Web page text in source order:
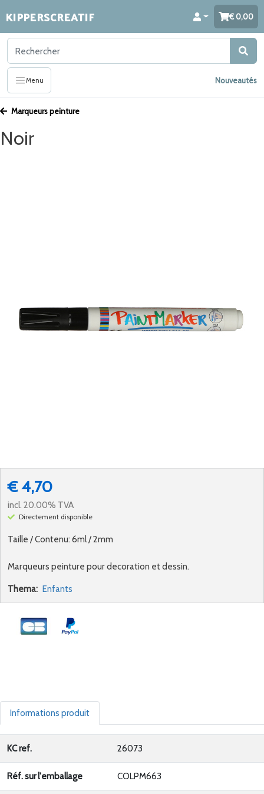
KIPPERSCREATIF 0,00
Menu Nouveautés
Marqueurs peinture
Noir
Taille / Contenu: 6ml / 2mm
€ 4,70
incl. 20.00% TVA
Directement disponible
Marqueurs peinture pour decoration et dessin.
Thema: Enfants
Informations produit
KC ref. 26073
Réf. sur l'emballage COLPM663